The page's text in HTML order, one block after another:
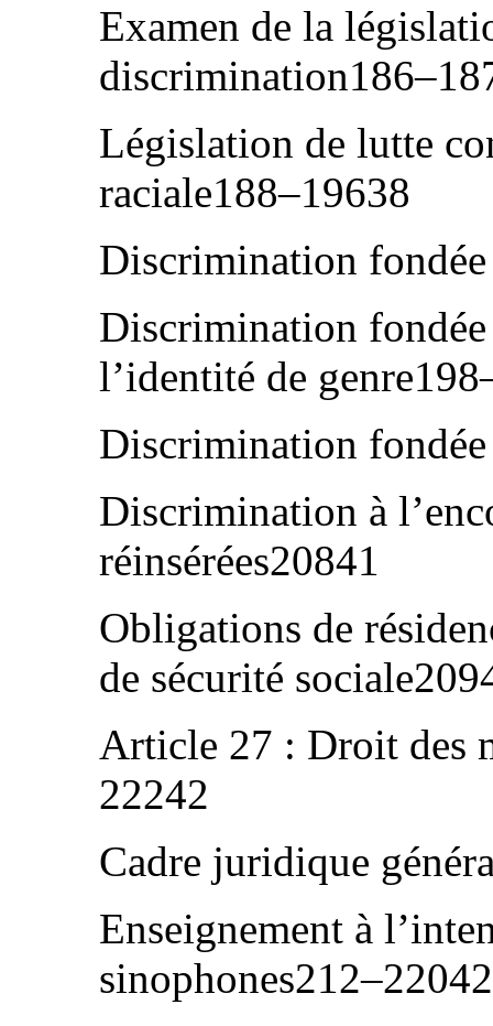
Examen de la
Législation de lutte
raciale188–19638
Discrimination fondée
Discrimination
l’identité de
Discrimination
Discrimination à
réinsérées20841
Obligations de
de sécurité
Article 27 : Droit des
22242
Cadre juridique
Enseignement à
sinophones212–22042